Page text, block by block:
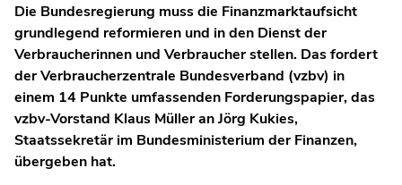
Die Bundesregierung muss die Finanzmarktaufsicht
grundlegend reformieren und in den Dienst der
Verbraucherinnen und Verbraucher stellen. Das fordert
der Verbraucherzentrale Bundesverband (vzbv) in
einem 14 Punkte umfassenden Forderungspapier, das
vzbv-Vorstand Klaus Müller an Jörg Kukies,
Staatssekretär im Bundesministerium der Finanzen,
übergeben hat.